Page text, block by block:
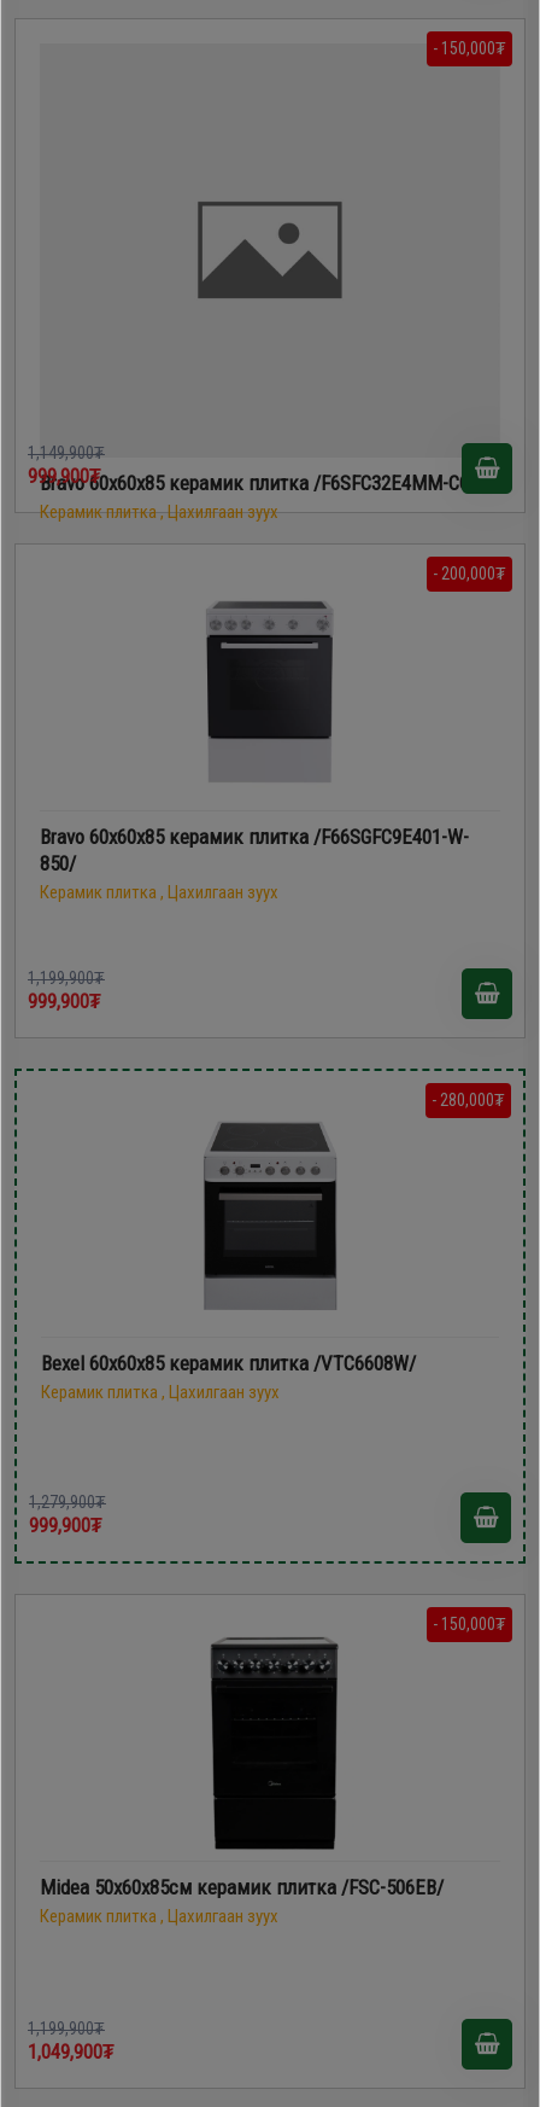
- 150,000₮
Bravo 60х60х85 керамик плитка /F6SFC32E4MM-CC/
Керамик плитка , Цахилгаан зуух
1,149,900₮
999,900₮
- 200,000₮
Bravo 60х60х85 керамик плитка /F66SGFC9E401-W-
850/
Керамик плитка , Цахилгаан зуух
1,199,900₮
999,900₮
- 280,000₮
Bexel 60х60х85 керамик плитка /VTC6608W/
Керамик плитка , Цахилгаан зуух
1,279,900₮
999,900₮
- 150,000₮
Midea 50х60х85см керамик плитка /FSC-506EB/
Керамик плитка , Цахилгаан зуух
1,199,900₮
1,049,900₮